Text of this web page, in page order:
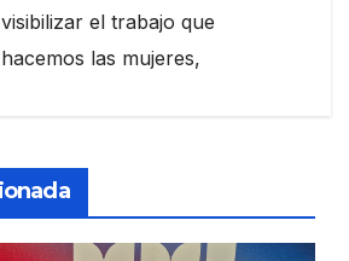
visibilizar el trabajo que
hacemos las mujeres,